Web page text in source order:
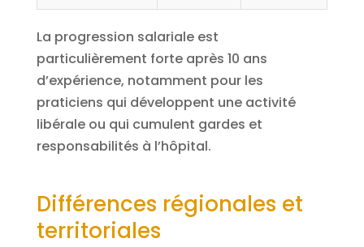
La progression salariale est
particulièrement forte après 10 ans
d’expérience, notamment pour les
praticiens qui développent une activité
libérale ou qui cumulent gardes et
responsabilités à l’hôpital.
Différences régionales et
territoriales